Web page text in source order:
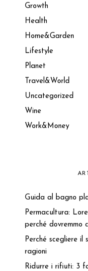
Growth
Health
Home&Garden
Lifestyle
Planet
Travel&World
Uncategorized
Wine
Work&Money
Guida al bagno
Permacultura:
perché dovremmo
Perché scegliere il
ragioni
Ridurre i rifiuti: 3